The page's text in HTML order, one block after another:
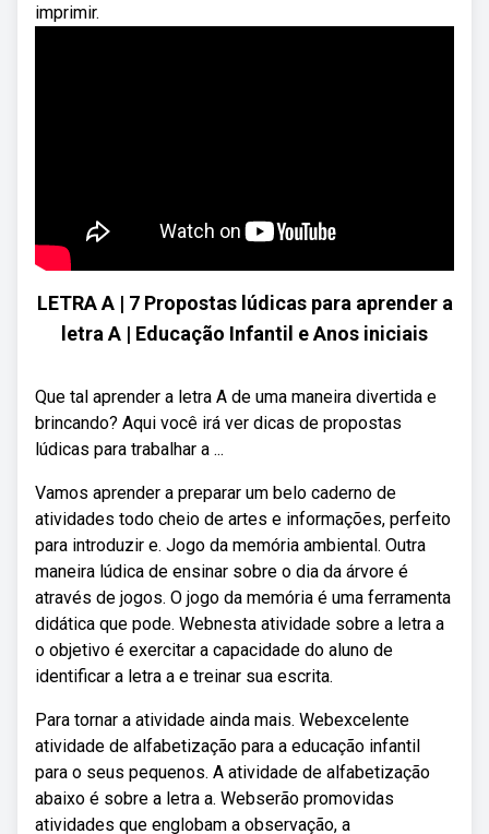
imprimir.
LETRA A | 7 Propostas lúdicas para aprender a
letra A | Educação Infantil e Anos iniciais
Que tal aprender a letra A de uma maneira divertida e
brincando? Aqui você irá ver dicas de propostas
lúdicas para trabalhar a ...
Vamos aprender a preparar um belo caderno de
atividades todo cheio de artes e informações, perfeito
para introduzir e. Jogo da memória ambiental. Outra
maneira lúdica de ensinar sobre o dia da árvore é
através de jogos. O jogo da memória é uma ferramenta
didática que pode. Webnesta atividade sobre a letra a
o objetivo é exercitar a capacidade do aluno de
identificar a letra a e treinar sua escrita.
Para tornar a atividade ainda mais. Webexcelente
atividade de alfabetização para a educação infantil
para o seus pequenos. A atividade de alfabetização
abaixo é sobre a letra a. Webserão promovidas
atividades que englobam a observação, a